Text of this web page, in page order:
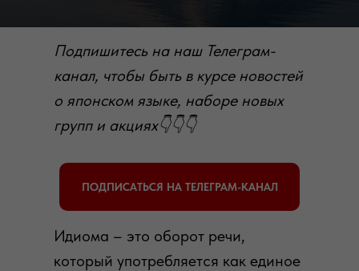
Подпишитесь на наш Телеграм-
канал, чтобы быть в курсе новостей
о японском языке, наборе новых
групп и акциях👇👇👇
ПОДПИСАТЬСЯ НА ТЕЛЕГРАМ-КАНАЛ
Идиома – это оборот речи,
который употребляется как единое